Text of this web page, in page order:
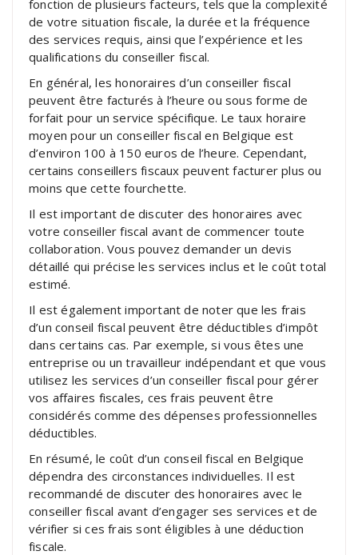
fonction de plusieurs facteurs, tels que la complexité
de votre situation fiscale, la durée et la fréquence
des services requis, ainsi que l’expérience et les
qualifications du conseiller fiscal.
En général, les honoraires d’un conseiller fiscal
peuvent être facturés à l’heure ou sous forme de
forfait pour un service spécifique. Le taux horaire
moyen pour un conseiller fiscal en Belgique est
d’environ 100 à 150 euros de l’heure. Cependant,
certains conseillers fiscaux peuvent facturer plus ou
moins que cette fourchette.
Il est important de discuter des honoraires avec
votre conseiller fiscal avant de commencer toute
collaboration. Vous pouvez demander un devis
détaillé qui précise les services inclus et le coût total
estimé.
Il est également important de noter que les frais
d’un conseil fiscal peuvent être déductibles d’impôt
dans certains cas. Par exemple, si vous êtes une
entreprise ou un travailleur indépendant et que vous
utilisez les services d’un conseiller fiscal pour gérer
vos affaires fiscales, ces frais peuvent être
considérés comme des dépenses professionnelles
déductibles.
En résumé, le coût d’un conseil fiscal en Belgique
dépendra des circonstances individuelles. Il est
recommandé de discuter des honoraires avec le
conseiller fiscal avant d’engager ses services et de
vérifier si ces frais sont éligibles à une déduction
fiscale.